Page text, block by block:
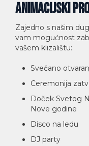
Animacijski
Zajedno s našim
vam mogućnost
vašem klizalištu:
Svečano
Ceremonija
Doček Svetog
Nove godine
Disco na ledu
DJ party